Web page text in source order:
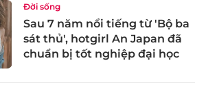
Đời sống
Sau 7 năm nổi tiếng từ 'Bộ ba
sát thủ', hotgirl An Japan đã
chuẩn bị tốt nghiệp đại học